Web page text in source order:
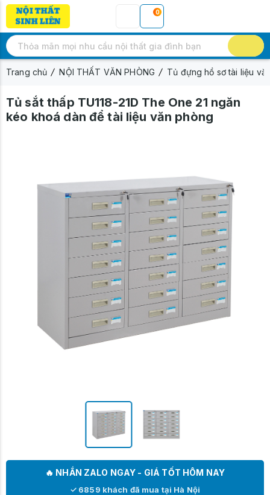
0
Trang chủ NỘI THẤT VĂN PHÒNG Tủ đựng hồ sơ tài liệu
Tủ sắt thấp TU118-21D The One 21 ngăn
kéo khoá dàn để tài liệu văn phòng
🔥 NHẮN ZALO NGAY - GIÁ TỐT HÔM NAY
✓ 6859 khách đã mua tại Hà Nội